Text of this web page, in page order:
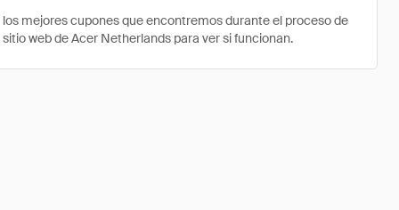
mejores cupones que encontremos durante el proceso de
web de Acer Netherlands para ver si funcionan.